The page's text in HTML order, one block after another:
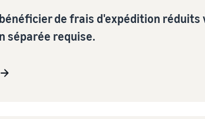
de frais d'expédition réduits
séparée requise.